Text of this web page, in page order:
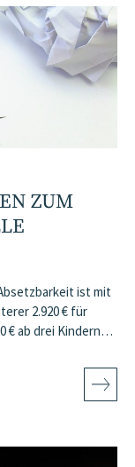
ZUM J
S
ist mit
2.920 € für
€ ab drei Kindern…